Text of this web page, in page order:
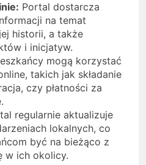
Portal dostarcza
na temat
historii, a także
i inicjatyw.
mogą korzystać
takich jak składanie
czy płatności za
regularnie aktualizuje
lokalnych, co
być na bieżąco z
w ich okolicy.